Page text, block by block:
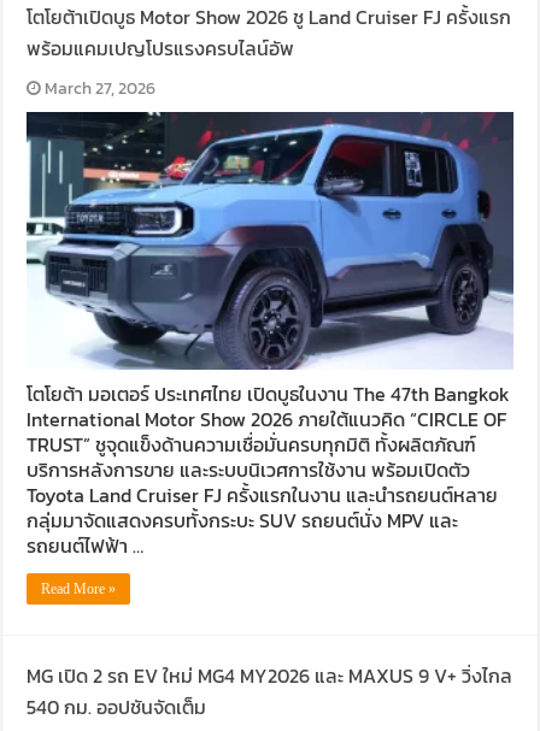
โตโยต้าเปิดบูธ Motor Show 2026 ชู Land Cruiser FJ ครั้งแรก
พร้อมแคมเปญโปรแรงครบไลน์อัพ
March 27, 2026
โตโยต้า มอเตอร์ ประเทศไทย เปิดบูธในงาน The 47th Bangkok
International Motor Show 2026 ภายใต้แนวคิด “CIRCLE OF
TRUST” ชูจุดแข็งด้านความเชื่อมั่นครบทุกมิติ ทั้งผลิตภัณฑ์
บริการหลังการขาย และระบบนิเวศการใช้งาน พร้อมเปิดตัว
Toyota Land Cruiser FJ ครั้งแรกในงาน และนำรถยนต์หลาย
กลุ่มมาจัดแสดงครบทั้งกระบะ SUV รถยนต์นั่ง MPV และ
รถยนต์ไฟฟ้า …
Read More »
MG เปิด 2 รถ EV ใหม่ MG4 MY2026 และ MAXUS 9 V+ วิ่งไกล
540 กม. ออปชันจัดเต็ม